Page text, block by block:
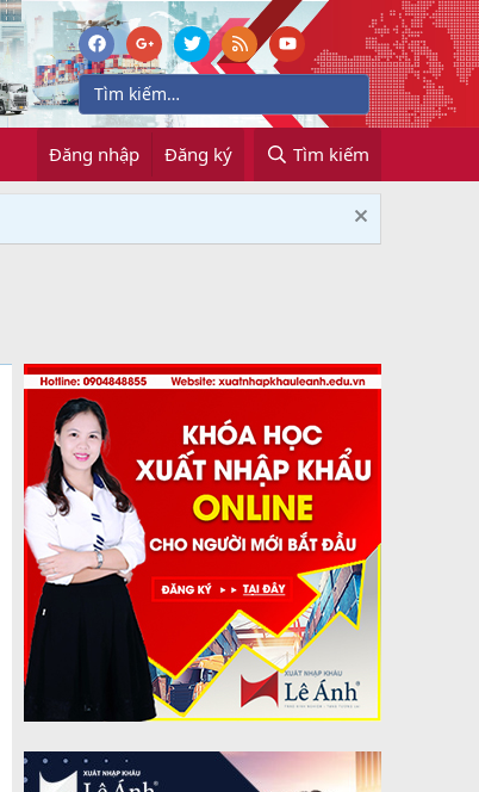
Đăng nhập Đăng ký Tìm kiếm